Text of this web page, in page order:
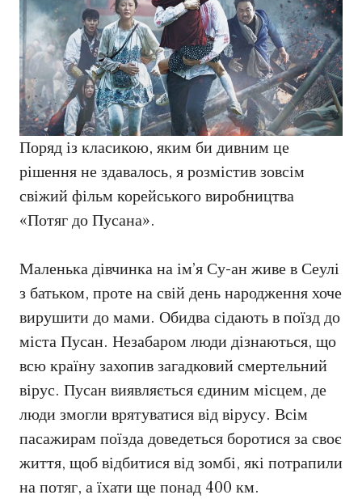
Поряд із класикою, яким би дивним це
рішення не здавалось, я розмістив зовсім
свіжий фільм корейського виробництва
«Потяг до Пусана».
Маленька дівчинка на ім’я Су-ан живе в Сеулі
з батьком, проте на свій день народження хоче
вирушити до мами. Обидва сідають в поїзд до
міста Пусан. Незабаром люди дізнаються, що
всю країну захопив загадковий смертельний
вірус. Пусан виявляється єдиним місцем, де
люди змогли врятуватися від вірусу. Всім
пасажирам поїзда доведеться боротися за своє
життя, щоб відбитися від зомбі, які потрапили
на потяг, а їхати ще понад 400 км.